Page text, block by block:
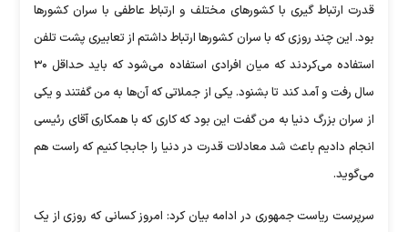
قدرت ارتباط گیری با کشور‌های مختلف و ارتباط عاطفی با سران کشور‌ها
بود. این چند روزی که با سران کشور‌ها ارتباط داشتم از تعابیری پشت تلفن
استفاده می‌کردند که میان افرادی استفاده می‌شود که باید حداقل ۳۰
سال رفت و آمد کند تا بشنود. یکی از جملاتی که آن‌ها به من گفتند و یکی
از سران بزرگ دنیا به من گفت این بود که کاری که با همکاری آقای رئیسی
انجام دادیم باعث شد معادلات قدرت در دنیا را جابجا کنیم که راست هم
می‌گوید.
سرپرست ریاست جمهوری در ادامه بیان کرد: امروز کسانی که روزی از یک